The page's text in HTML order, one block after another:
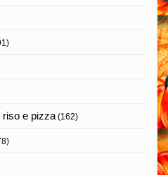
riso e pizza(162)